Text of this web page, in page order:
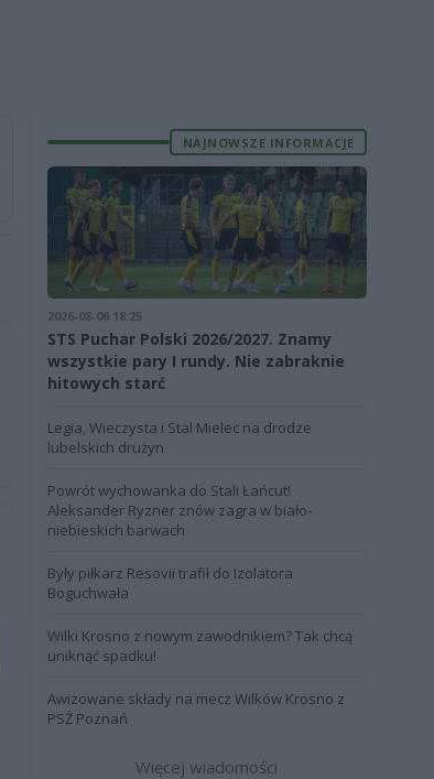
NAJNOWSZE INFORMACJE
2026-08-06 18:25
STS Puchar Polski 2026/2027. Znamy
wszystkie pary I rundy. Nie zabraknie
hitowych starć
Legia, Wieczysta i Stal Mielec na drodze
lubelskich drużyn
Powrót wychowanka do Stali Łańcut!
Aleksander Ryzner znów zagra w biało-
niebieskich barwach
Były piłkarz Resovii trafił do Izolatora
Boguchwała
Wilki Krosno z nowym zawodnikiem? Tak chcą
uniknąć spadku!
Awizowane składy na mecz Wilków Krosno z
PSŻ Poznań
Więcej wiadomości